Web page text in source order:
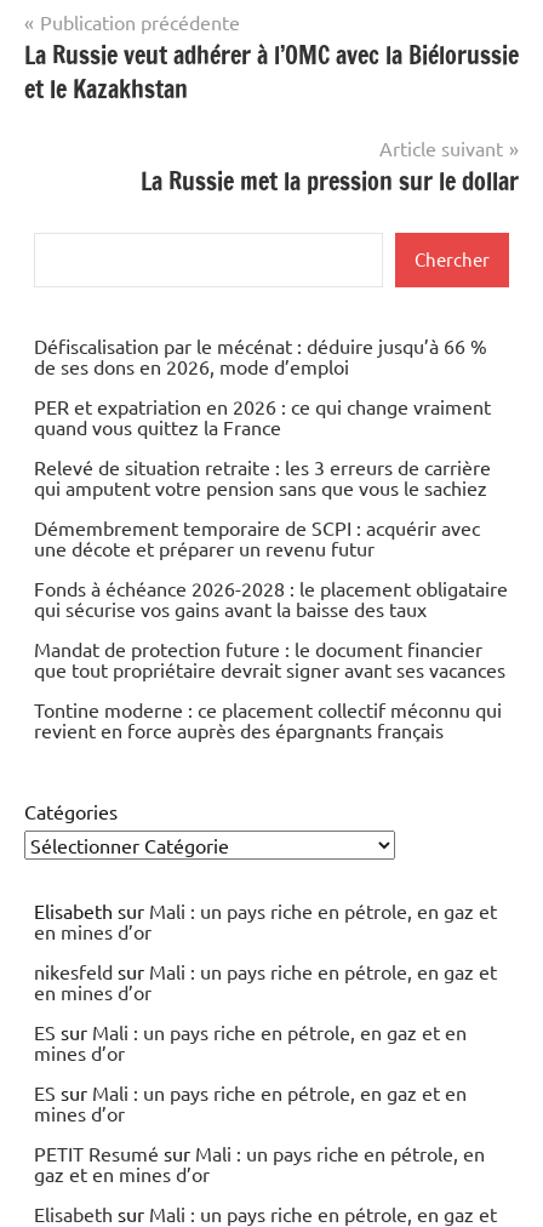
Navigation
de
l’article
Publication précédente
La Russie veut adhérer à l’OMC avec la Biélorussie
et le Kazakhstan
Article suivant
La Russie met la pression sur le dollar
Chercher
Défiscalisation par le mécénat : déduire jusqu’à 66 %
de ses dons en 2026, mode d’emploi
PER et expatriation en 2026 : ce qui change vraiment
quand vous quittez la France
Relevé de situation retraite : les 3 erreurs de carrière
qui amputent votre pension sans que vous le sachiez
Démembrement temporaire de SCPI : acquérir avec
une décote et préparer un revenu futur
Fonds à échéance 2026-2028 : le placement obligataire
qui sécurise vos gains avant la baisse des taux
Mandat de protection future : le document financier
que tout propriétaire devrait signer avant ses vacances
Tontine moderne : ce placement collectif méconnu qui
revient en force auprès des épargnants français
Catégories
Elisabeth sur Mali : un pays riche en pétrole, en gaz et
en mines d’or
nikesfeld sur Mali : un pays riche en pétrole, en gaz et
en mines d’or
ES sur Mali : un pays riche en pétrole, en gaz et en
mines d’or
ES sur Mali : un pays riche en pétrole, en gaz et en
mines d’or
PETIT Resumé sur Mali : un pays riche en pétrole, en
gaz et en mines d’or
Elisabeth sur Mali : un pays riche en pétrole, en gaz et